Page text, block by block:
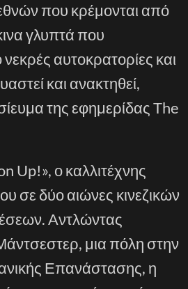
που κρέμονται από
γλυπτά που
αυτοκρατορίες και
και ανακτηθεί,
της εφημερίδας The
Up!», ο καλλιτέχνης
σε δύο αιώνες κινεζικών
Αντλώντας
μια πόλη στην
Επανάστασης, η